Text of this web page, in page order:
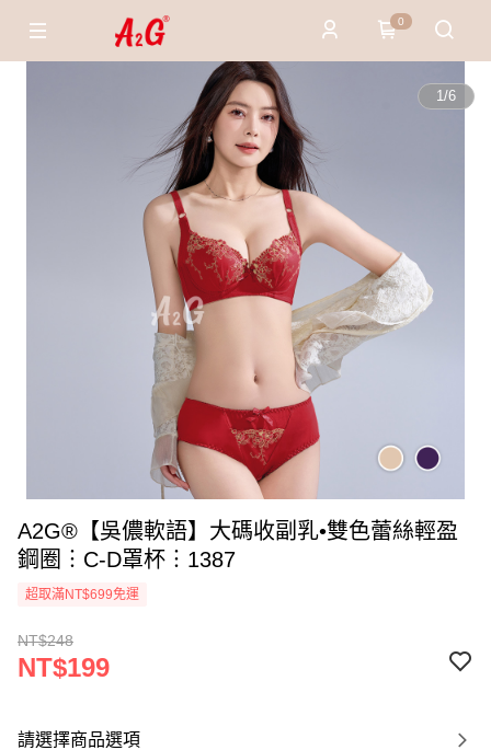
0
1/6
A2G®【吳儂軟語】大碼收副乳•雙色蕾絲輕盈
鋼圈︙C-D罩杯︙1387
超取滿NT$699免運
NT$248
NT$199
請選擇商品選項